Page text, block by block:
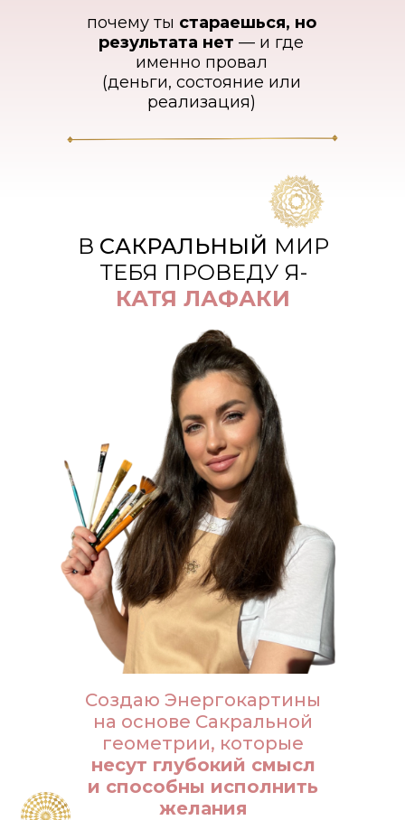
почему ты стараешься, но
результата нет — и где
именно провал
(деньги, состояние или
реализация)
В САКРАЛЬНЫЙ МИР
ТЕБЯ ПРОВЕДУ Я-
КАТЯ ЛАФАКИ
Создаю Энергокартины
на основе Сакральной
геометрии, которые
несут глубокий смысл
и способны исполнить
желания